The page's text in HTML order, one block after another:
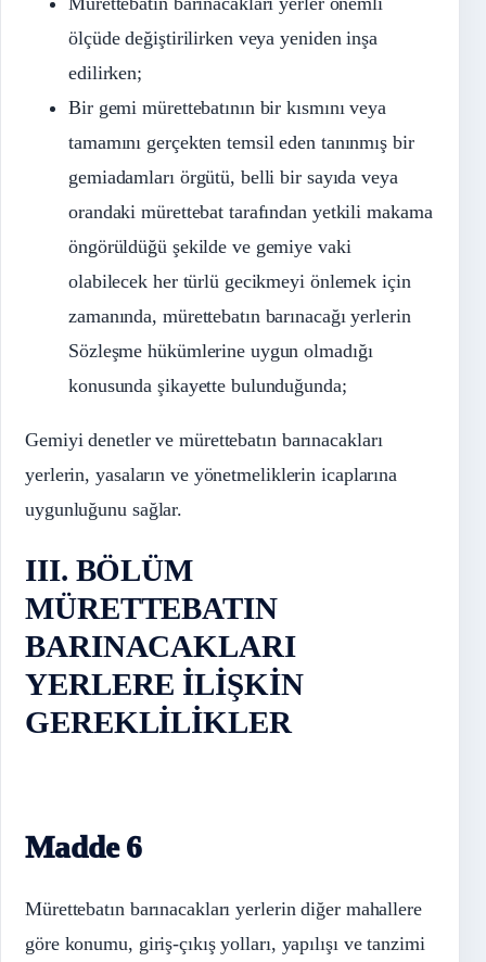
ölçüde değiştirilirken veya yeniden inşa
edilirken;
Bir gemi mürettebatının bir kısmını veya
tamamını gerçekten temsil eden tanınmış bir
gemiadamları örgütü, belli bir sayıda veya
orandaki mürettebat tarafından yetkili makama
öngörüldüğü şekilde ve gemiye vaki
olabilecek her türlü gecikmeyi önlemek için
zamanında, mürettebatın barınacağı yerlerin
Sözleşme hükümlerine uygun olmadığı
konusunda şikayette bulunduğunda;
Gemiyi denetler ve mürettebatın barınacakları
yerlerin, yasaların ve yönetmeliklerin icaplarına
uygunluğunu sağlar.
III. BÖLÜM
MÜRETTEBATIN
BARINACAKLARI
YERLERE İLİŞKİN
GEREKLİLİKLER
Madde 6
Mürettebatın barınacakları yerlerin diğer mahallere
göre konumu, giriş-çıkış yolları, yapılışı ve tanzimi